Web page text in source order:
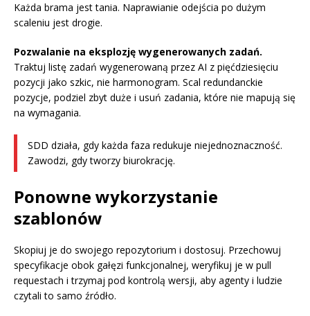
Każda brama jest tania. Naprawianie odejścia po dużym
scaleniu jest drogie.
Pozwalanie na eksplozję wygenerowanych zadań.
Traktuj listę zadań wygenerowaną przez AI z pięćdziesięciu
pozycji jako szkic, nie harmonogram. Scal redundanckie
pozycje, podziel zbyt duże i usuń zadania, które nie mapują się
na wymagania.
SDD działa, gdy każda faza redukuje niejednoznaczność.
Zawodzi, gdy tworzy biurokrację.
Ponowne wykorzystanie
szablonów
Skopiuj je do swojego repozytorium i dostosuj. Przechowuj
specyfikacje obok gałęzi funkcjonalnej, weryfikuj je w pull
requestach i trzymaj pod kontrolą wersji, aby agenty i ludzie
czytali to samo źródło.